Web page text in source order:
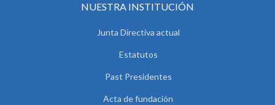
NUESTRA INSTITUCIÓN
Junta Directiva actual
Estatutos
Past Presidentes
Acta de fundación